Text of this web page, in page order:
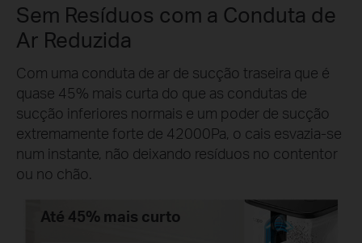
Sem Resíduos com a Conduta de
Ar Reduzida
Com uma conduta de ar de sucção traseira que é
quase 45% mais curta do que as condutas de
sucção inferiores normais e um poder de sucção
extremamente forte de 42000Pa, o cais esvazia-se
num instante, não deixando resíduos no contentor
ou no chão.
Até 45% mais curto